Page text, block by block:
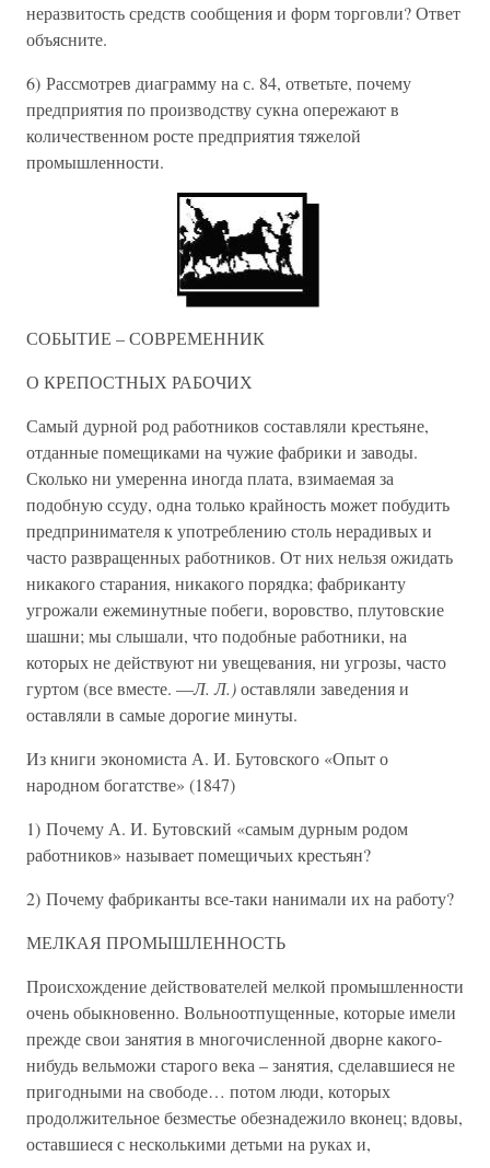
неразвитость средств сообщения и форм торговли? Ответ
объясните.
6) Рассмотрев диаграмму на с. 84, ответьте, почему
предприятия по производству сукна опережают в
количественном росте предприятия тяжелой
промышленности.
СОБЫТИЕ – СОВРЕМЕННИК
О КРЕПОСТНЫХ РАБОЧИХ
Самый дурной род работников составляли крестьяне,
отданные помещиками на чужие фабрики и заводы.
Сколько ни умеренна иногда плата, взимаемая за
подобную ссуду, одна только крайность может побудить
предпринимателя к употреблению столь нерадивых и
часто развращенных работников. От них нельзя ожидать
никакого старания, никакого порядка; фабриканту
угрожали ежеминутные побеги, воровство, плутовские
шашни; мы слышали, что подобные работники, на
которых не действуют ни увещевания, ни угрозы, часто
гуртом (все вместе. —Л. Л.)оставляли заведения и
оставляли в самые дорогие минуты.
Из книги экономиста А. И. Бутовского «Опыт о
народном богатстве» (1847)
1) Почему А. И. Бутовский «самым дурным родом
работников» называет помещичьих крестьян?
2) Почему фабриканты все-таки нанимали их на работу?
МЕЛКАЯ ПРОМЫШЛЕННОСТЬ
Происхождение действователей мелкой промышленности
очень обыкновенно. Вольноотпущенные, которые имели
прежде свои занятия в многочисленной дворне какого-
нибудь вельможи старого века – занятия, сделавшиеся не
пригодными на свободе… потом люди, которых
продолжительное безместье обезнадежило вконец; вдовы,
оставшиеся с несколькими детьми на руках и,